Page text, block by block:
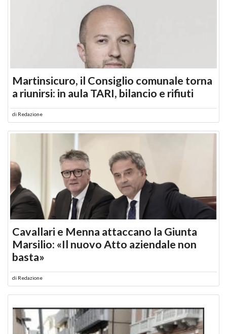
Martinsicuro, il Consiglio comunale torna
a riunirsi: in aula TARI, bilancio e rifiuti
di Redazione
Cavallari e Menna attaccano la Giunta
Marsilio: «Il nuovo Atto aziendale non
basta»
di Redazione